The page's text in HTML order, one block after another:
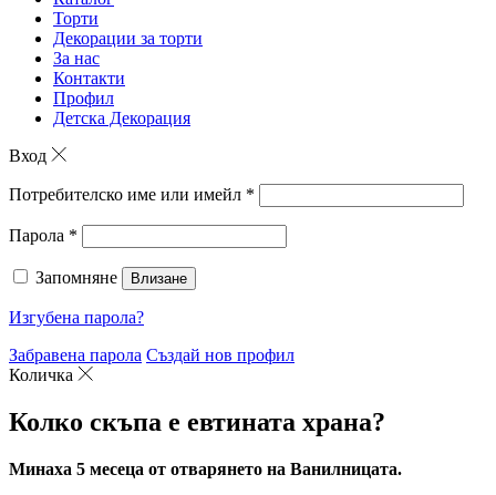
Торти
Декорации за торти
За нас
Контакти
Профил
Детска Декорация
Вход
Потребителско име или имейл *
Парола *
Запомняне Влизане
Изгубена парола?
Забравена парола Създай нов профил
Количка
Колко скъпа е евтината храна?
Минаха 5 месеца от отварянето на Ванилницата.